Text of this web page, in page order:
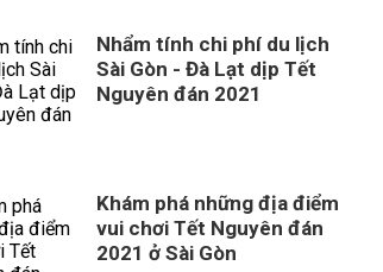
Nhẩm tính chi phí du lịch
Sài Gòn - Đà Lạt dịp Tết
Nguyên đán 2021
Khám phá những địa điểm
vui chơi Tết Nguyên đán
2021 ở Sài Gòn